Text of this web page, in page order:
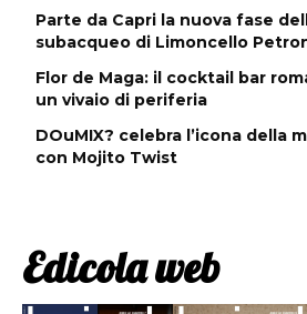
Parte da Capri la nuova fase
subacqueo di Limoncello
Flor de Maga: il cocktail bar
un vivaio di periferia
DOuMIX? celebra l’icona della
con Mojito Twist
Edicola web